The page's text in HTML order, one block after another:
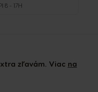
8 - 17H
zľavám. Viac na